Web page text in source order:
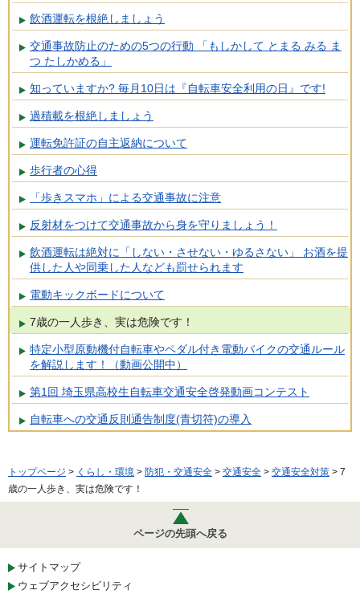
飲酒運転を根絶しましょう
交通事故防止のための5つの行動 「もしかして とまる みる ま
つ たしかめる」
知っていますか? 毎月10日は『自転車安全利用の日』です!
過積載を根絶しましょう
運転免許証の自主返納について
歩行者の心得
「歩きスマホ」による交通事故に注意
反射材をつけて交通事故から身を守りましょう！
飲酒運転は絶対に「しない・させない・ゆるさない」 お酒を提
供した人や同乗した人なども罰せられます
電動キックボードについて
7歳の一人歩き、実は危険です！
特定小型原動機付自転車やペダル付き電動バイクの交通ルール
を解説します！（動画公開中）
第1回 埼玉県高校生自転車交通安全啓発動画コンテスト
自転車への交通反則通告制度(青切符)の導入
トップページ > くらし・環境 > 防犯・交通安全 > 交通安全 > 交通安全対策 > 7
歳の一人歩き、実は危険です！
ページの先頭へ戻る
サイトマップ
ウェブアクセシビリティ